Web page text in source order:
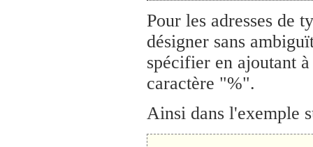
Pour les adresses de
désigner sans
spécifier en ajoutant
caractère "%".
Ainsi dans l'exemple